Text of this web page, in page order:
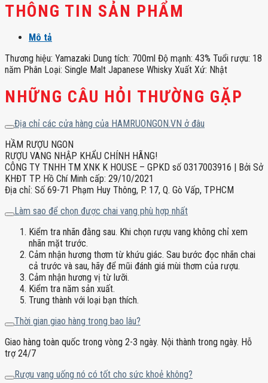
THÔNG TIN SẢN PHẨM
Mô tả
Thương hiệu: Yamazaki Dung tích: 700ml Độ mạnh: 43% Tuổi rượu: 18
năm Phân Loại: Single Malt Japanese Whisky Xuất Xứ: Nhật
NHỮNG CÂU HỎI THƯỜNG GẶP
Địa chỉ các cửa hàng của HAMRUONGON.VN ở đâu
HẦM RƯỢU NGON
RƯỢU VANG NHẬP KHẨU CHÍNH HÃNG!
CÔNG TY TNHH TM XNK K HOUSE – GPKD số 0317003916 | Bởi Sở
KHĐT TP. Hồ Chí Minh cấp: 29/10/2021
Địa chỉ: Số 69-71 Phạm Huy Thông, P. 17, Q. Gò Vấp, TPHCM
Làm sao để chọn được chai vang phù hợp nhất
Kiểm tra nhãn đằng sau. Khi chọn rượu vang không chỉ xem
nhãn mặt trước.
Cảm nhận hương thơm từ khứu giác. Sau bước đọc nhãn chai
cả trước và sau, hãy để mũi đánh giá mùi thơm của rượu.
Cảm nhận hương vị từ lưỡi.
Kiểm tra năm sản xuất.
Trung thành với loại bạn thích.
Thời gian giao hàng trong bao lâu?
Giao hàng toàn quốc trong vòng 2-3 ngày. Nội thành trong ngày. Hỗ
trợ 24/7
Rượu vang uống nó có tốt cho sức khoẻ không?